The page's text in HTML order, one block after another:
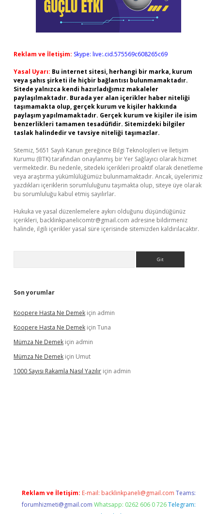
Reklam ve İletişim: Skype: live:.cid.575569c608265c69
Yasal Uyarı: Bu internet sitesi, herhangi bir marka, kurum
veya şahıs şirketi ile hiçbir bağlantısı bulunmamaktadır.
Sitede yalnızca kendi hazırladığımız makaleler
paylaşılmaktadır. Burada yer alan içerikler haber niteliği
taşımamakta olup, gerçek kurum ve kişiler hakkında
paylaşım yapılmamaktadır. Gerçek kurum ve kişiler ile isim
benzerlikleri tamamen tesadüfidir. Sitemizdeki bilgiler
taslak halindedir ve tavsiye niteliği taşımazlar.
Sitemiz, 5651 Sayılı Kanun gereğince Bilgi Teknolojileri ve İletişim
Kurumu (BTK) tarafından onaylanmış bir Yer Sağlayıcı olarak hizmet
vermektedir. Bu nedenle, sitedeki içerikleri proaktif olarak denetleme
veya araştırma yükümlülüğümüz bulunmamaktadır. Ancak, üyelerimiz
yazdıkları içeriklerin sorumluluğunu taşımakta olup, siteye üye olarak
bu sorumluluğu kabul etmiş sayılırlar.
Hukuka ve yasal düzenlemelere aykırı olduğunu düşündüğünüz
içerikleri, backlinkpanelicomtr@gmail.com adresine bildirmeniz
halinde, ilgili içerikler yasal süre içerisinde sitemizden kaldırılacaktır.
Son yorumlar
Koopere Hasta Ne Demek için admin
Koopere Hasta Ne Demek için Tuna
Mümza Ne Demek için admin
Mümza Ne Demek için Umut
1000 Sayısı Rakamla Nasıl Yazılır için admin
Reklam ve İletişim: E-mail: backlinkpaneli@gmail.com Teams:
forumhizmeti@gmail.com Whatsapp: 0262 606 0 726 Telegram: